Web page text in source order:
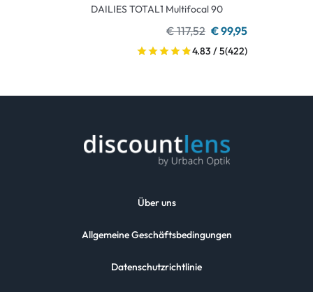
DAILIES TOTAL1 Multifocal 90
€ 117,52 € 99,95
4.83 / 5(422)
Über uns
Allgemeine Geschäftsbedingungen
Datenschutzrichtlinie